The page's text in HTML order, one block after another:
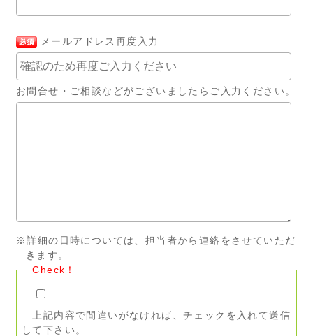
メールアドレス再度入力
お問合せ・ご相談などがございましたらご入力ください。
※詳細の日時については、担当者から連絡をさせていただ
きます。
Check！
上記内容で間違いがなければ、チェックを入れて送信
して下さい。